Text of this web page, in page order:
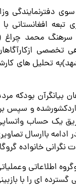
دفترنمایندگی
تبعه
محمد چراغ
تحلیل های
واردکشورشده و
یک حساب
خانواده
اطلاعاتی
ای را با